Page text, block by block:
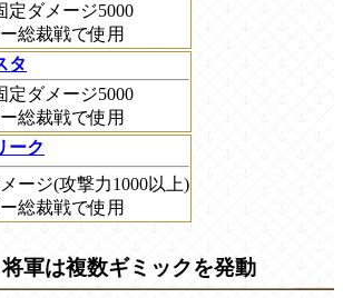
定ダメージ5000
総裁戦で使用
タ
定ダメージ5000
総裁戦で使用
ーク
ージ(攻撃力1000以上)
総裁戦で使用
軍は複数ギミックを発動